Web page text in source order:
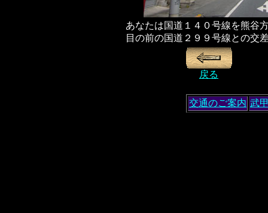
あなたは国道１４０号線を熊谷
目の前の国道２９９号線との交
戻る
交通のご案内 武